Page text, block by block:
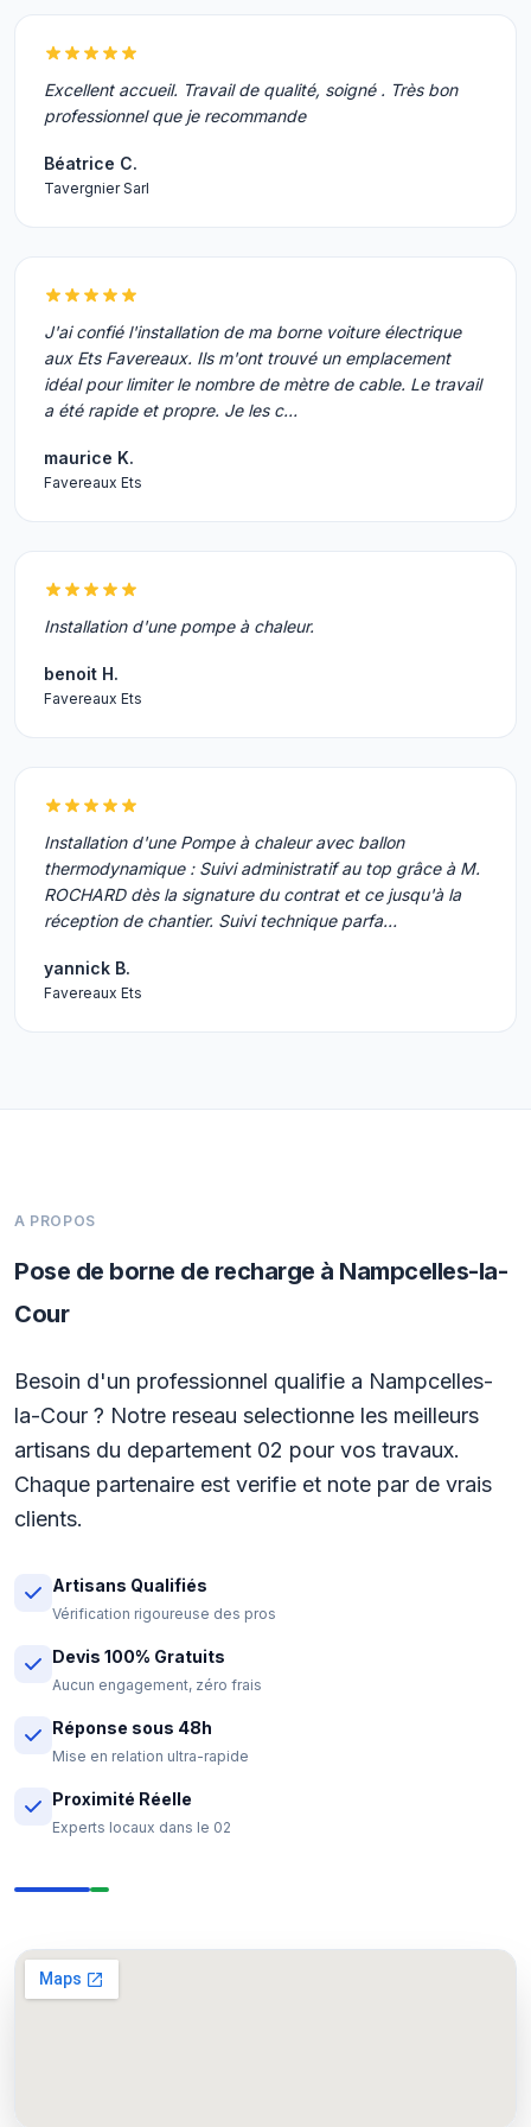
Excellent accueil. Travail de qualité, soigné . Très bon
professionnel que je recommande
Béatrice C.
Tavergnier Sarl
J'ai confié l'installation de ma borne voiture électrique
aux Ets Favereaux. Ils m'ont trouvé un emplacement
idéal pour limiter le nombre de mètre de cable. Le travail
a été rapide et propre. Je les c…
maurice K.
Favereaux Ets
Installation d'une pompe à chaleur.
benoit H.
Favereaux Ets
Installation d'une Pompe à chaleur avec ballon
thermodynamique : Suivi administratif au top grâce à M.
ROCHARD dès la signature du contrat et ce jusqu'à la
réception de chantier. Suivi technique parfa…
yannick B.
Favereaux Ets
A PROPOS
Pose de borne de recharge à Nampcelles-la-
Cour
Besoin d'un professionnel qualifie a Nampcelles-
la-Cour ? Notre reseau selectionne les meilleurs
artisans du departement 02 pour vos travaux.
Chaque partenaire est verifie et note par de vrais
clients.
Artisans Qualifiés
Vérification rigoureuse des pros
Devis 100% Gratuits
Aucun engagement, zéro frais
Réponse sous 48h
Mise en relation ultra-rapide
Proximité Réelle
Experts locaux dans le 02